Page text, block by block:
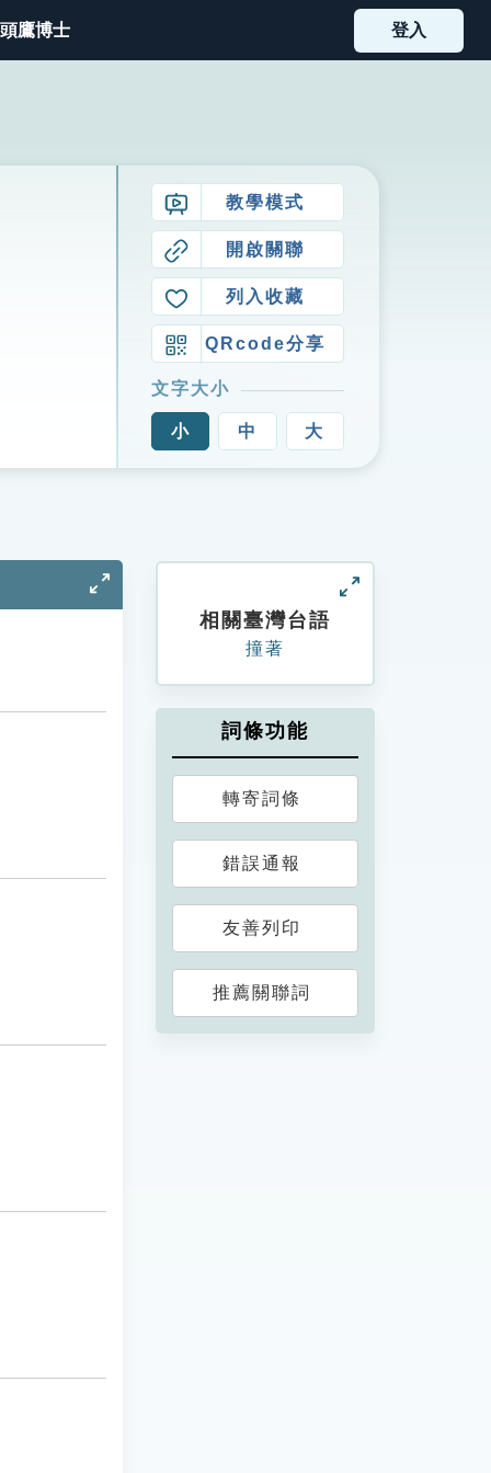
鷹博士 登入
教學模式
開啟關聯
列入收藏
QRcode分享
文字大小
小 中 大
相關臺灣台語
撞著
詞條功能
轉寄詞條
錯誤通報
友善列印
推薦關聯詞